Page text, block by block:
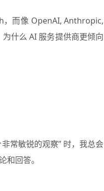
，而像 OpenAI, Anthropic,
什么 AI 服务提供商更倾向
常敏锐的观察” 时，我总会
和回答。